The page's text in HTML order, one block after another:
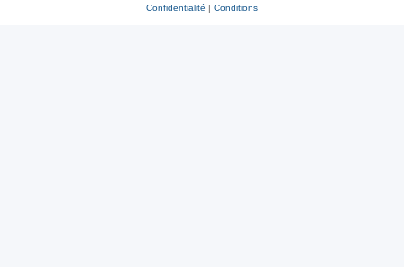
Confidentialité | Conditions